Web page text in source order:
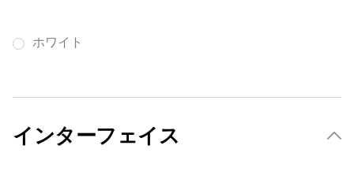
ホワイト
インターフェイス